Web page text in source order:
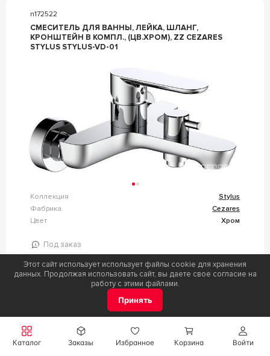
Войти
Каталог Заказы Избранное Корзина
n172522
СМЕСИТЕЛЬ ДЛЯ ВАННЫ, ЛЕЙКА, ШЛАНГ,
КРОНШТЕЙН В КОМПЛ., (ЦВ.ХРОМ), ZZ CEZARES
STYLUS STYLUS-VD-01
Коллекция
Stylus
Фабрика
Cezares
Цвет
Хром
Под заказ
Цена
14 490,00 Р / шт.
n172589
СМЕСИТЕЛЬ ДЛЯ РАКОВИНЫ, ВСТРАИВАЕМЫЙ В
Этот сайт использует использует файлы cookie для хранения
данных. Продолжая использовать сайт, вы даете свое согласие на
работу с этими файлами.
Принять